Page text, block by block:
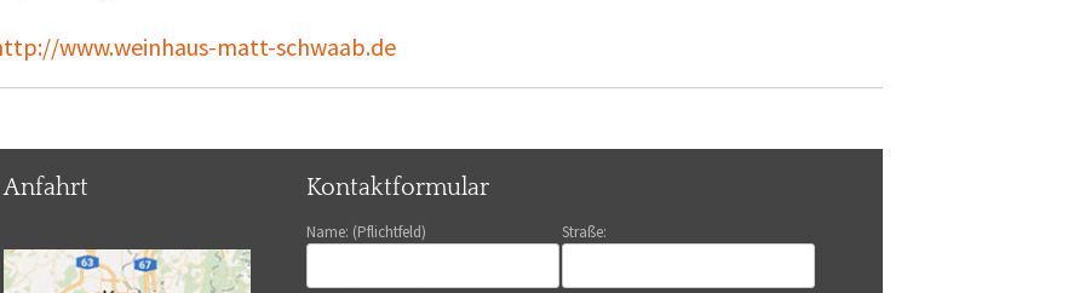
www.weinhaus-matt-schwaab.de
Anfahrt Kontaktformular
Name: (Pflichtfeld) Straße: